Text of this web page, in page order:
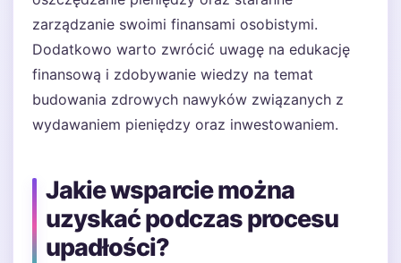
zarządzanie swoimi finansami osobistymi.
Dodatkowo warto zwrócić uwagę na edukację
finansową i zdobywanie wiedzy na temat
budowania zdrowych nawyków związanych z
wydawaniem pieniędzy oraz inwestowaniem.
Jakie wsparcie można
uzyskać podczas procesu
upadłości?